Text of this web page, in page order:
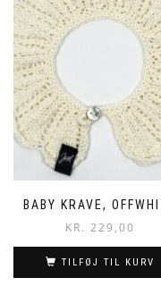
BABY KRAVE,
KR. 229,00
TILFØJ TIL KURV